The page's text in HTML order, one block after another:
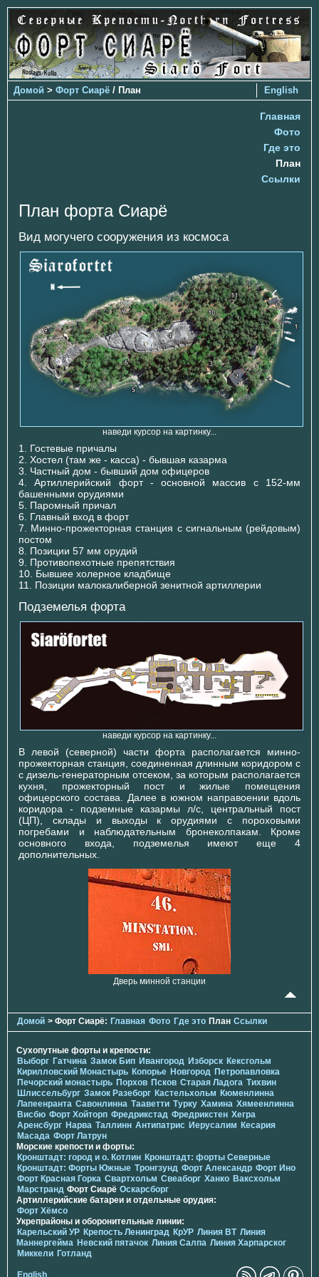
English
Домой > Форт Сиарё / План
Главная
Фото
Где это
План
Ссылки
План форта Сиарё
Вид могучего сооружения из космоса
наведи курсор на картинку...
1. Гостевые причалы
2. Хостел (там же - касса) - бывшая казарма
3. Частный дом - бывший дом офицеров
4. Артиллерийский форт - основной массив с 152-мм
башенными орудиями
5. Паромный причал
6. Главный вход в форт
7. Минно-прожекторная станция с сигнальным (рейдовым)
постом
8. Позиции 57 мм орудий
9. Противопехотные препятствия
10. Бывшее холерное кладбище
11. Позиции малокалиберной зенитной артиллерии
Подземелья форта
наведи курсор на картинку...
В левой (северной) части форта располагается минно-
прожекторная станция, соединенная длинным коридором с
с дизель-генераторным отсеком, за которым располагается
кухня, прожекторный пост и жилые помещения
офицерского состава. Далее в южном направоении вдоль
коридора - подземные казармы л/с, центральный пост
(ЦП), склады и выходы к орудиями с пороховыми
погребами и наблюдательным бронеколпакам. Кроме
основного входа, подземелья имеют еще 4
дополнительных.
Дверь минной станции
Домой > Форт Сиарё: Главная Фото Где это План Ссылки
Сухопутные форты и крепости:
Выборг Гатчина Замок Бип Ивангород Изборск Кексгольм
Кирилловский Монастырь Копорье Новгород Петропавловка
Печорcкий монастырь Порхов Псков Старая Ладога Тихвин
Шлиссельбург Замок Разеборг Кастельхольм Кюменлинна
Лапеенранта Савонлинна Тааветти Турку Хамина Хямеенлинна
Висбю Форт Хойторп Фредрикстад Фредрикстен Хегра
Аренсбург Нарва Таллинн Антипатрис Иерусалим Кесария
Масада Форт Латрун
Морские крепости и форты:
Кронштадт: город и о. Котлин Кронштадт: форты Северные
Кронштадт: Форты Южные Тронгзунд Форт Александр Форт Ино
Форт Красная Горка Свартхольм Свеаборг Ханко Ваксхольм
Марстранд Форт Сиарё Оскарсборг
Артиллерийские батареи и отдельные орудия:
Форт Хёмсо
Укрепрайоны и оборонительные линии:
Карельский УР Крепость Ленинград КрУР Линия ВТ Линия
Маннергейма Невский пятачок Линия Салпа Линия Харпарског
Миккели Готланд